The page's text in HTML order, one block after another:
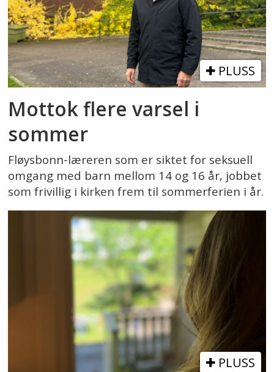
PLUSS
Mottok flere varsel i
sommer
Fløysbonn-læreren som er siktet for seksuell
omgang med barn mellom 14 og 16 år, jobbet
som frivillig i kirken frem til sommerferien i år.
PLUSS